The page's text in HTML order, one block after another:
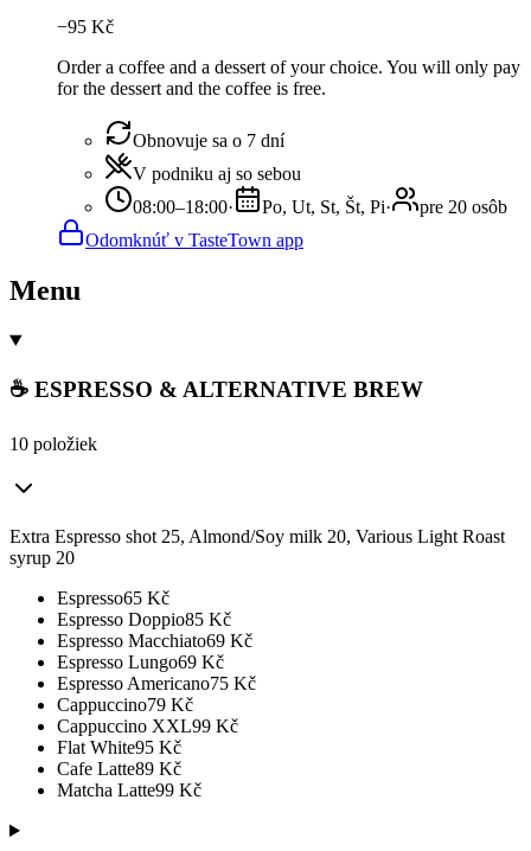
−95 Kč
Order a coffee and a dessert of your choice. You will only pay
for the dessert and the coffee is free.
Obnovuje sa o 7 dní
V podniku aj so sebou
08:00–18:00· Po, Ut, St, Št, Pi·
pre 20 osôb
Odomknúť v TasteTown app
Menu
☕ ESPRESSO & ALTERNATIVE BREW
10 položiek
Extra Espresso shot 25, Almond/Soy milk 20, Various Light Roast
syrup 20
Espresso65 Kč
Espresso Doppio85 Kč
Espresso Macchiato69 Kč
Espresso Lungo69 Kč
Espresso Americano75 Kč
Cappuccino79 Kč
Cappuccino XXL99 Kč
Flat White95 Kč
Cafe Latte89 Kč
Matcha Latte99 Kč